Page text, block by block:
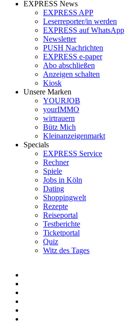
EXPRESS News
EXPRESS APP
Leserreporter/in werden
EXPRESS auf WhatsApp
Newsletter
PUSH Nachrichten
EXPRESS e-paper
Abo abschließen
Anzeigen schalten
Kiosk
Unsere Marken
YOURJOB
yourIMMO
wirtrauern
Bütz Mich
Kleinanzeigenmarkt
Specials
EXPRESS Service
Rechner
Spiele
Jobs in Köln
Dating
Shoppingwelt
Rezepte
Reiseportal
Testberichte
Ticketportal
Quiz
Witz des Tages